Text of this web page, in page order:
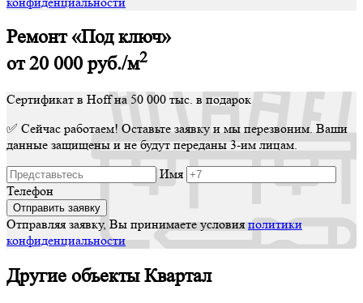
Ремонт «Под ключ»
от 20 000руб./м2
Сертификат в Hoff на 50 000 тыс. в подарок
✅ Сейчас работаем! Оставьте заявку и мы перезвоним. Ваши
данные защищены и не будут переданы 3-им лицам.
Имя
Телефон
Отправляя заявку, Вы принимаете условияполитики
конфиденциальности
Другие объекты Квартал